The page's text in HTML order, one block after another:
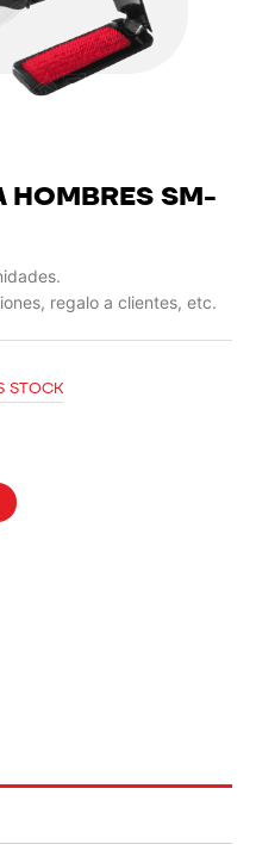
HOMBRES SM-
regalo a clientes, etc.
STOCK